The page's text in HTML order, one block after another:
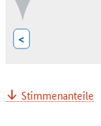
<
Stimmenanteile